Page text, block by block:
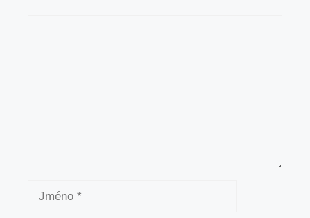
Jméno